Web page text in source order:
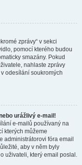
zprávy“ v sekci
pomocí kterého budou
smazány. Pokud
nahlaste zprávy
odesílání soukromých
urážlivý e-mail!
e-mailů používaný na
kterých můžeme
administrátorovi fóra email
aby v něm byly
uživateli, který email poslal.